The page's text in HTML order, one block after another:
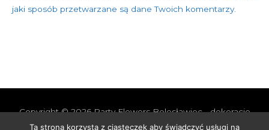
jaki sposób przetwarzane są dane Twoich komentarzy.
Copyright © 2026Party Flowers Bolesławiec - dekoracje
nie tylko ślubne
Ta strona korzysta z ciasteczek aby świadczyć usługi na